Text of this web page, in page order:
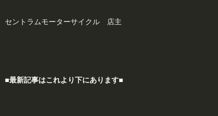
セントラムモーターサイクル 店主
■最新記事はこれより下にあります■